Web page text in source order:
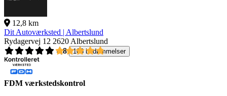
12,8 km
Dit Autoværksted | Albertslund
Rydagervej 12 2620 Albertslund
4,8
106 bedømmelser
FDM værkstedskontrol